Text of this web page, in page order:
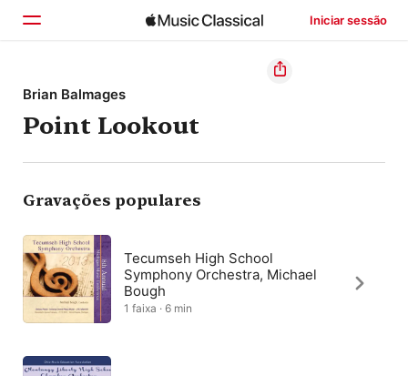
Iniciar sessão
Início
Explorar
Buscar
Brian Balmages
Point Lookout
Gravações populares
Tecumseh High School
Symphony Orchestra, Michael
Bough
1 faixa · 6 min